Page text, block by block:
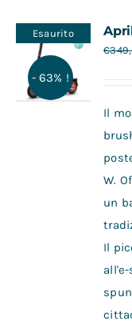
Contatti
Esaurito
- 63% !
€
Il
W.
un
Il